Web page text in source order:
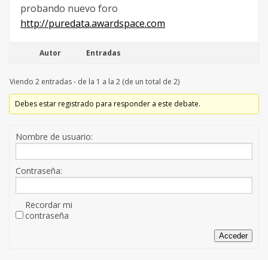
probando nuevo foro
http://puredata.awardspace.com
Autor Entradas
Viendo 2 entradas - de la 1 a la 2 (de un total de 2)
Debes estar registrado para responder a este debate.
Nombre de usuario:
Contraseña:
Recordar mi
contraseña
Acceder